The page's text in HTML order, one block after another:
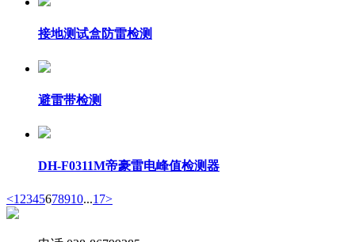
接地测试盒防雷检测
避雷带检测
DH-F0311M帝豪雷电峰值检测器
<1 2345678910...17>